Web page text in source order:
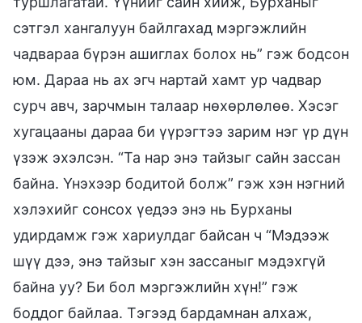
сэтгэл хангалуун байлгахад мэргэжлийн
чадвараа бүрэн ашиглах болох нь” гэж бодсон
юм. Дараа нь ах эгч нартай хамт ур чадвар
сурч авч, зарчмын талаар нөхөрлөлөө. Хэсэг
хугацааны дараа би үүрэгтээ зарим нэг үр дүн
үзэж эхэлсэн. “Та нар энэ тайзыг сайн зассан
байна. Үнэхээр бодитой болж” гэж хэн нэгний
хэлэхийг сонсох үедээ энэ нь Бурханы
удирдамж гэж хариулдаг байсан ч “Мэдээж
шүү дээ, энэ тайзыг хэн зассаныг мэдэхгүй
байна уу? Би бол мэргэжлийн хүн!” гэж
боддог байлаа. Тэгээд бардамнан алхаж,